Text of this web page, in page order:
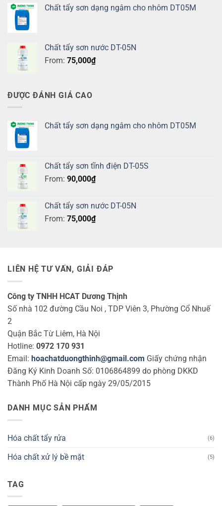
Chất tẩy sơn dạng ngâm cho nhôm DT05M
Chất tẩy sơn nước DT-05N
From: 75,000₫
ĐƯỢC ĐÁNH GIÁ CAO
Chất tẩy sơn dạng ngâm cho nhôm DT05M
Chất tẩy sơn tĩnh điện DT-05S
From: 90,000₫
Chất tẩy sơn nước DT-05N
From: 75,000₫
LIÊN HỆ TƯ VẤN, GIẢI ĐÁP
Công ty TNHH HCAT Dương Thịnh
Số nhà 102 đường Cầu Noi , TDP Viên 3, Phường Cổ Nhuế
2
Quận Bắc Từ Liêm, Hà Nội
Hotline: 0972 170 931
Email: hoachatduongthinh@gmail.com Giấy chứng nhận
Đăng Ký Kinh Doanh Số: 0106864899 do phòng DKKD
Thành Phố Hà Nội cấp ngày 29/05/2015
DANH MỤC SẢN PHẨM
Hóa chất tẩy rửa (6)
Hóa chất xử lý bề mặt (5)
TAG